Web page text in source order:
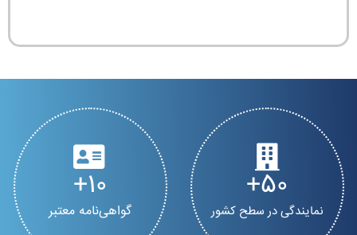
50
نمایندگی در سطح کشور
10
گواهی‌نامه معتبر